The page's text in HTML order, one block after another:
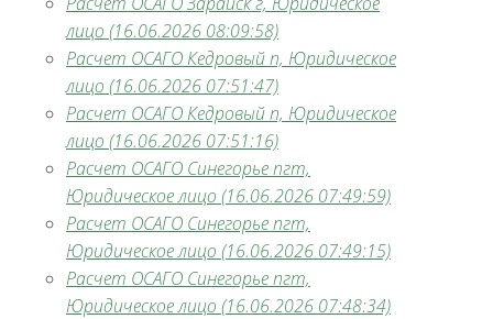
лицо (16.06.2026 08:09:58)
Расчет ОСАГО Кедровый п, Юридическое
лицо (16.06.2026 07:51:47)
Расчет ОСАГО Кедровый п, Юридическое
лицо (16.06.2026 07:51:16)
Расчет ОСАГО Синегорье пгт,
Юридическое лицо (16.06.2026 07:49:59)
Расчет ОСАГО Синегорье пгт,
Юридическое лицо (16.06.2026 07:49:15)
Расчет ОСАГО Синегорье пгт,
Юридическое лицо (16.06.2026 07:48:34)